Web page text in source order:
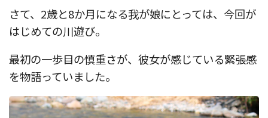
さて、2歳と8か月になる我が娘にとっては、今回が
はじめての川遊び。
最初の一歩目の慎重さが、彼女が感じている緊張感
を物語っていました。